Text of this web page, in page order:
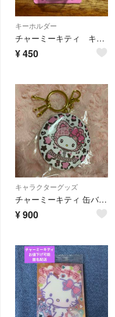
キーホルダー
チャーミーキティ キーホルダー ガチャガチャ
¥450
キャラクターグッズ
チャーミーキティ 缶バッジミラーキーホルダー☆ギャルネコ☆新品☆ピンク☆
¥900